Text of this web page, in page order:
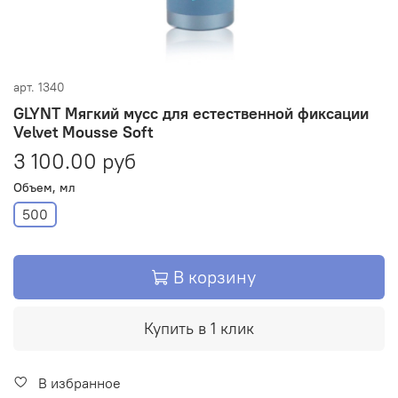
арт. 1340
GLYNT Мягкий мусс для естественной фиксации
Velvet Mousse Soft
3 100.00 руб
Объем, мл
500
В корзину
Купить в 1 клик
В избранное